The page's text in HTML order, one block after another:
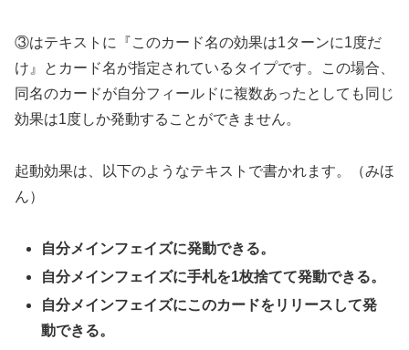
③はテキストに『このカード名の効果は1ターンに1度だ
け』とカード名が指定されているタイプです。この場合、
同名のカードが自分フィールドに複数あったとしても同じ
効果は1度しか発動することができません。
起動効果は、以下のようなテキストで書かれます。（みほ
ん）
自分メインフェイズに発動できる。
自分メインフェイズに手札を1枚捨てて発動できる。
自分メインフェイズにこのカードをリリースして発
動できる。